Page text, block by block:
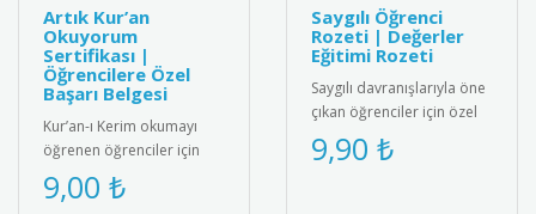
Artık Kur’an
Okuyorum
Sertifikası |
Öğrencilere Özel
Başarı Belgesi
Kur’an-ı Kerim okumayı
öğrenen öğrenciler için
anlamlı ve şık bir başarı
belgesi. Sınıf içi törenler..
9,00 ₺
Saygılı Öğrenci
Rozeti | Değerler
Eğitimi Rozeti
Saygılı davranışlarıyla öne
çıkan öğrenciler için özel
tasarım rozet. Okulda
olumlu davranışları pek..
9,90 ₺